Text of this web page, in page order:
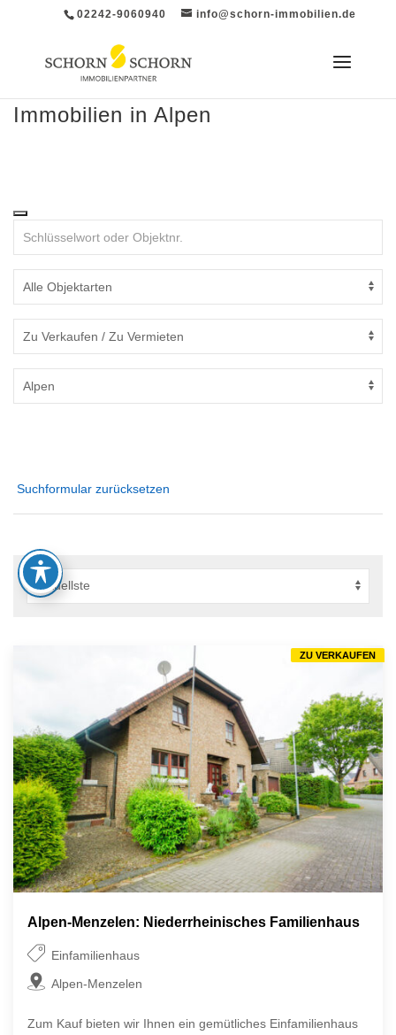
02242-9060940 info@schorn-immobilien.de
Immobilien in Alpen
Suchformular zurücksetzen
Alpen-Menzelen: Niederrheinisches Familienhaus
Einfamilienhaus
Alpen-Menzelen
Zum Kauf bieten wir Ihnen ein gemütliches Einfamilienhaus
ZU VERKAUFEN